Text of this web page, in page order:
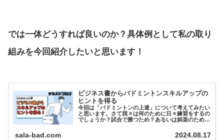
では一体どうすれば良いのか？具体例として私の取り
組みを今回紹介したいと思います！
ビジネス書からバドミントンスキルアップの
ヒントを得る
今回は「バドミントンの上達」について考えてみたい
と思います。さて我々は何のために日々練習をするの
でしょうか？試合で勝つため？あるいは娯楽のため？
sala-bad.com 2024.08.17